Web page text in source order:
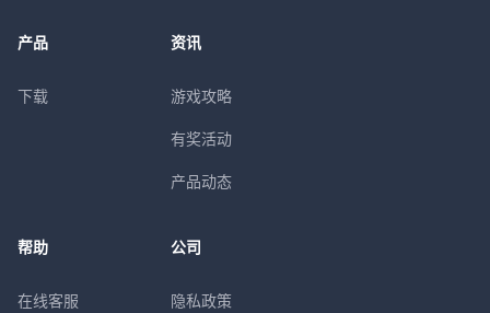
产品
下载
资讯
游戏攻略
有奖活动
产品动态
帮助
在线客服
公司
隐私政策